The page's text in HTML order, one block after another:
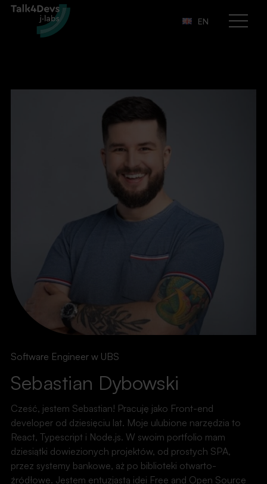
EN
Otwórz
Software Engineer w UBS
Sebastian Dybowski
Cześć, jestem Sebastian! Pracuję jako Front-end
developer od dziesięciu lat. Moje ulubione narzędzia to
React, Typescript i Node.js. W swoim portfolio mam
dziesiątki dowiezionych projektów, od prostych SPA,
przez systemy bankowe, aż po biblioteki otwarto-
źródłowe. Jestem entuzjastą idei Free and Open Source